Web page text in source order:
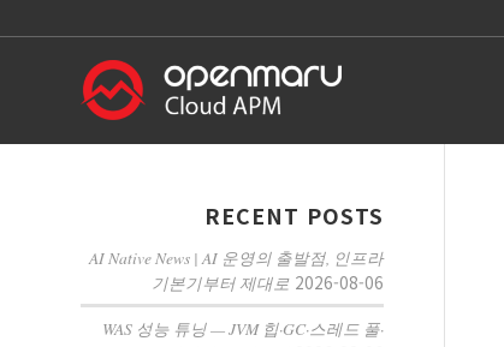
RECENT POSTS
AI Native News | AI 운영의 출발점, 인프라
기본기부터 제대로 2026-08-06
WAS 성능 튜닝 — JVM 힙·GC·스레드 풀·